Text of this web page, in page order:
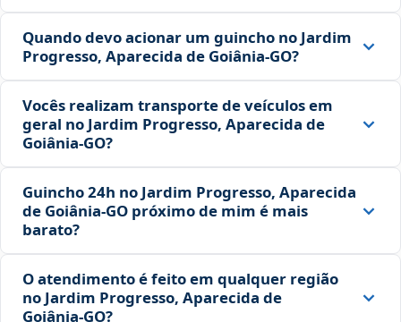
Quando devo acionar um guincho no Jardim
Progresso, Aparecida de Goiânia‑GO?
Vocês realizam transporte de veículos em
geral no Jardim Progresso, Aparecida de
Goiânia‑GO?
Guincho 24h no Jardim Progresso, Aparecida
de Goiânia‑GO próximo de mim é mais
barato?
O atendimento é feito em qualquer região
no Jardim Progresso, Aparecida de
Goiânia‑GO?